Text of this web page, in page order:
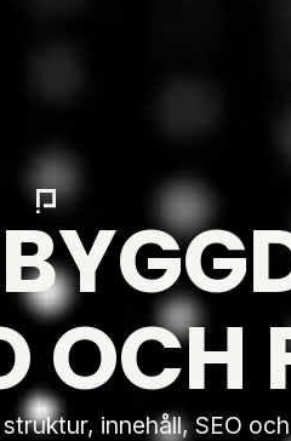
OCH
innehåll, SEO